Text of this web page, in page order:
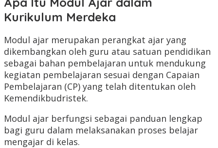
Kurikulum Merdeka
Modul ajar merupakan perangkat ajar yang
dikembangkan oleh guru atau satuan pendidikan
sebagai bahan pembelajaran untuk mendukung
kegiatan pembelajaran sesuai dengan Capaian
Pembelajaran (CP) yang telah ditentukan oleh
Kemendikbudristek.
Modul ajar berfungsi sebagai panduan lengkap
bagi guru dalam melaksanakan proses belajar
mengajar di kelas.